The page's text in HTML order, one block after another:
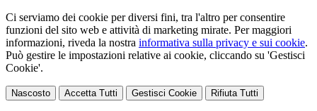
Ci serviamo dei cookie per diversi fini, tra l'altro per consentire
funzioni del sito web e attività di marketing mirate. Per maggiori
informazioni, riveda la nostra informativa sulla privacy e sui cookie.
Può gestire le impostazioni relative ai cookie, cliccando su 'Gestisci
Cookie'.
Nascosto Accetta Tutti Gestisci Cookie Rifiuta Tutti